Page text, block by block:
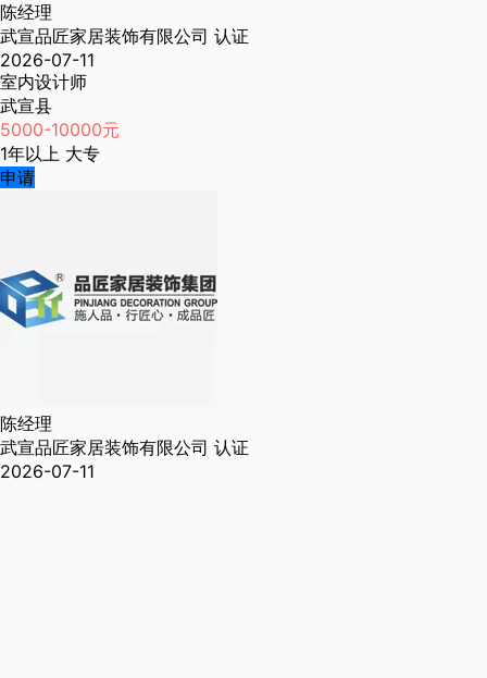
陈经理
武宣品匠家居装饰有限公司 认证
2026-07-11
室内设计师
武宣县
5000-10000元
1年以上 大专
申请
陈经理
武宣品匠家居装饰有限公司 认证
2026-07-11